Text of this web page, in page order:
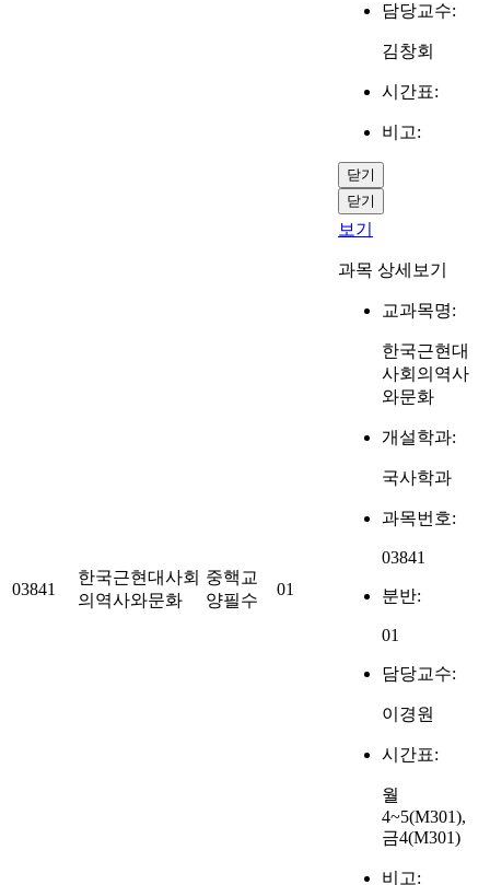
담당교수:
김창회
시간표:
비고:
닫기
닫기
03841
한국근현대사회
의역사와문화
중핵교
양필수
01
보기
과목 상세보기
교과목명:
한국근현대
사회의역사
와문화
개설학과:
국사학과
과목번호:
03841
분반:
01
담당교수:
이경원
시간표:
월
4~5(M301),
금4(M301)
비고: